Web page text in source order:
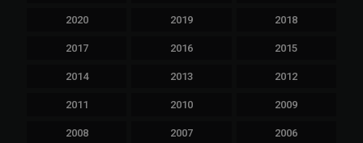
2020 2019 2018
2017 2016 2015
2014 2013 2012
2011 2010 2009
2008 2007 2006